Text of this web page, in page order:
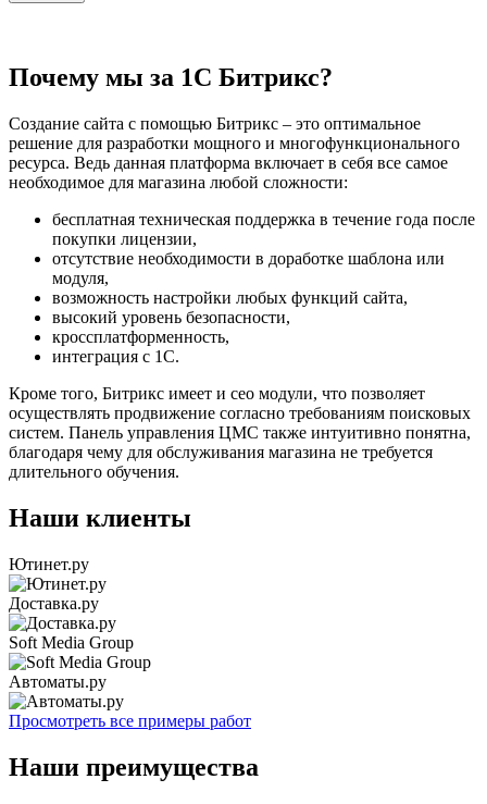
Почему мы за 1С Битрикс?
Создание сайта с помощью Битрикс – это оптимальное
решение для разработки мощного и многофункционального
ресурса. Ведь данная платформа включает в себя все самое
необходимое для магазина любой сложности:
бесплатная техническая поддержка в течение года после
покупки лицензии,
отсутствие необходимости в доработке шаблона или
модуля,
возможность настройки любых функций сайта,
высокий уровень безопасности,
кроссплатформенность,
интеграция с 1С.
Кроме того, Битрикс имеет и сео модули, что позволяет
осуществлять продвижение согласно требованиям поисковых
систем. Панель управления ЦМС также интуитивно понятна,
благодаря чему для обслуживания магазина не требуется
длительного обучения.
Наши клиенты
Ютинет.ру
Доставка.ру
Soft Media Group
Автоматы.ру
Просмотреть все примеры работ
Наши преимущества